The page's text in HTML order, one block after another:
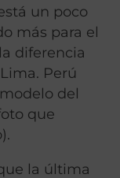
un poco
más para el
diferencia
Perú
del
que
la última